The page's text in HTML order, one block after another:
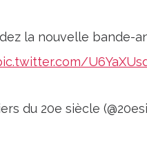
la nouvelle bande-
du 20e siècle